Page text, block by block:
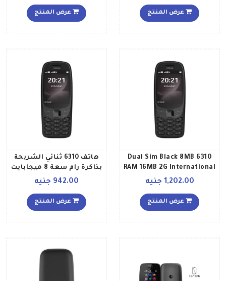
عرض المنتج عرض المنتج
6310 Dual Sim Black 8MB
RAM 16MB 2G International
Version
1,202.00 جنيه
عرض المنتج
هاتف 6310 ثنائي الشريحة
بذاكرة رام سعة 8 ميجابايت
بلون أسود إصدار الشرق
942.00 جنيه
عرض المنتج